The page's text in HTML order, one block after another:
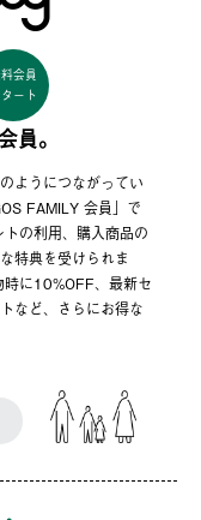
会員
ート
員。
ようにつながってい
FAMILY 会員」で
の利用、購入商品の
特典を受けられま
に10%OFF、最新セ
など、さらにお得な